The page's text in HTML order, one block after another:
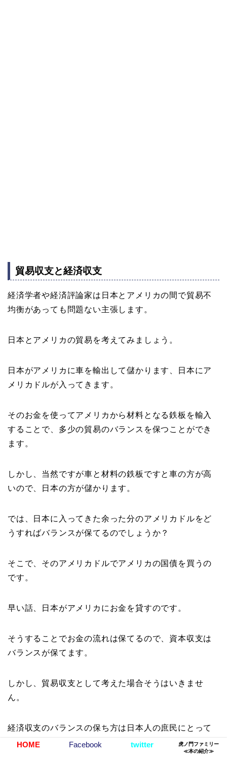
貿易収支と経済収支
経済学者や経済評論家は日本とアメリカの間で貿易不
均衡があっても問題ない主張します。
日本とアメリカの貿易を考えてみましょう。
日本がアメリカに車を輸出して儲かります、日本にア
メリカドルが入ってきます。
そのお金を使ってアメリカから材料となる鉄板を輸入
することで、多少の貿易のバランスを保つことができ
ます。
しかし、当然ですが車と材料の鉄板ですと車の方が高
いので、日本の方が儲かります。
では、日本に入ってきた余った分のアメリカドルをど
うすればバランスが保てるのでしょうか？
そこで、そのアメリカドルでアメリカの国債を買うの
です。
早い話、日本がアメリカにお金を貸すのです。
そうすることでお金の流れは保てるので、資本収支は
バランスが保てます。
しかし、貿易収支として考えた場合そうはいきませ
ん。
経済収支のバランスの保ち方は日本人の庶民にとって
はよくないのです。
HOME Facebook twitter
虎ノ門ファミリー
≪本の紹介≫